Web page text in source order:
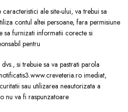
ale site-ului, va trebui sa
contul altei persoane, fara permisiune
sa furnizati informatii corecte si
pentru
si trebuie sa va pastrati parola
imediat,
sau utilizarea neautorizata a
nu va fi raspunzatoare